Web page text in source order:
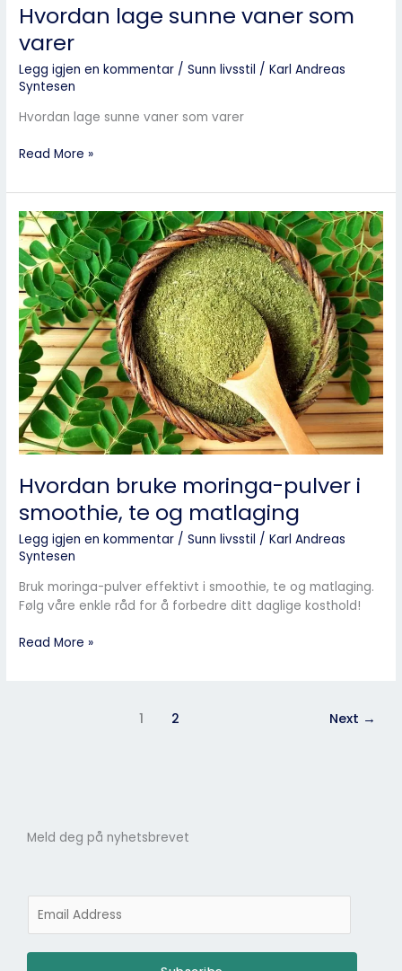
Hvordan lage sunne vaner som
varer
Legg igjen en kommentar /Sunn livsstil /Karl Andreas
Syntesen
Hvordan lage sunne vaner som varer
Read More »
Hvordan bruke moringa-pulver i
smoothie, te og matlaging
Legg igjen en kommentar /Sunn livsstil /Karl Andreas
Syntesen
Bruk moringa-pulver effektivt i smoothie, te og matlaging.
Følg våre enkle råd for å forbedre ditt daglige kosthold!
Hvordan
bruke
moringa-
pulver
i
smoothie,
te
og
matlaging
Read More »
1 2 Next →
Meld deg på nyhetsbrevet
m
i